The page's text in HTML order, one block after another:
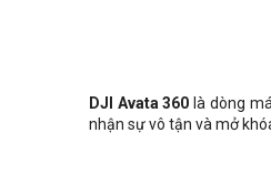
DJI Avata 360 là dòng
nhận sự vô tận và mở